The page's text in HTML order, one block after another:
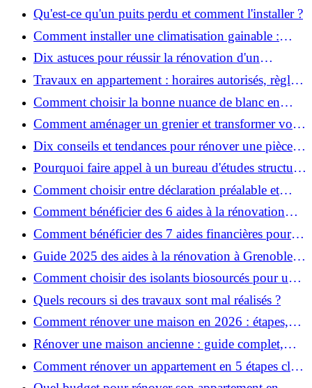
Qu'est-ce qu'un puits perdu et comment l'installer ?
Comment installer une climatisation gainable :
coût, étapes et conseils ?
Dix astuces pour réussir la rénovation d'un
appartement
Travaux en appartement : horaires autorisés, règles
et bonnes pratiques
Comment choisir la bonne nuance de blanc en
décoration et éviter les pièges ?
Comment aménager un grenier et transformer vos
combles en espace habitable ?
Dix conseils et tendances pour rénover une pièce
de la maison
Pourquoi faire appel à un bureau d'études structure
pour garantir la sécurité de vos rénovations ?
Comment choisir entre déclaration préalable et
permis de construire pour vos travaux ?
Comment bénéficier des 6 aides à la rénovation
énergétique à Grenoble ?
Comment bénéficier des 7 aides financières pour la
rénovation énergétique à Voiron ?
Guide 2025 des aides à la rénovation à Grenoble et
Voiron : MaPrimeRénov’, CEE, aides locales
Comment choisir des isolants biosourcés pour une
rénovation écologique ?
Quels recours si des travaux sont mal réalisés ?
Comment rénover une maison en 2026 : étapes,
coûts et conseils ?
Rénover une maison ancienne : guide complet,
étapes, budget et astuces
Comment rénover un appartement en 5 étapes clés
?